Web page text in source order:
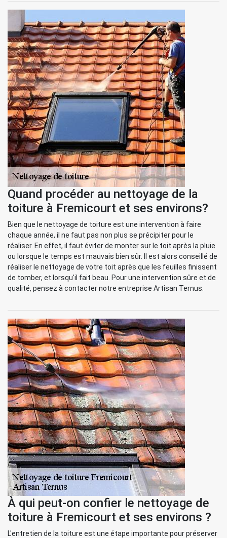
Quand procéder au nettoyage de la
toiture à Fremicourt et ses environs?
Bien que le nettoyage de toiture est une intervention à faire
chaque année, il ne faut pas non plus se précipiter pour le
réaliser. En effet, il faut éviter de monter sur le toit après la pluie
ou lorsque le temps est mauvais bien sûr. Il est alors conseillé de
réaliser le nettoyage de votre toit après que les feuilles finissent
de tomber, et lorsqu'il fait beau. Pour une intervention sûre et de
qualité, pensez à contacter notre entreprise Artisan Ternus.
À qui peut-on confier le nettoyage de
toiture à Fremicourt et ses environs ?
L'entretien de la toiture est une étape importante pour préserver